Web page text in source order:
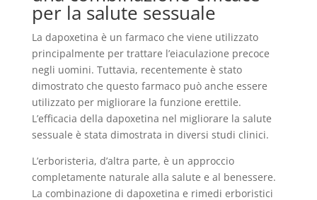
per la salute sessuale
La dapoxetina è un farmaco che viene utilizzato
principalmente per trattare l’eiaculazione precoce
negli uomini. Tuttavia, recentemente è stato
dimostrato che questo farmaco può anche essere
utilizzato per migliorare la funzione erettile.
L’efficacia della dapoxetina nel migliorare la salute
sessuale è stata dimostrata in diversi studi clinici.
L’erboristeria, d’altra parte, è un approccio
completamente naturale alla salute e al benessere.
La combinazione di dapoxetina e rimedi erboristici